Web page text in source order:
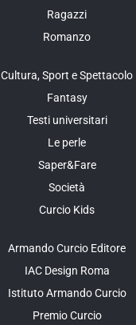
Ragazzi
Romanzo
Cultura, Sport e Spettacolo
Fantasy
Testi universitari
Le perle
Saper&Fare
Società
Curcio Kids
Armando Curcio Editore
IAC Design Roma
Istituto Armando Curcio
Premio Curcio